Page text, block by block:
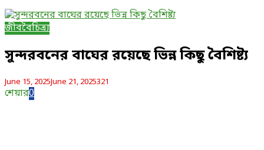
জীববৈচিত্র্য
সুন্দরবনের বাঘের রয়েছে ভিন্ন কিছু বৈশিষ্ট্য
June 15, 2025June 21, 2025321
শেয়ার0